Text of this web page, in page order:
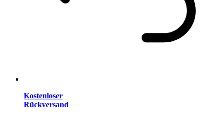
Kostenloser
Rückversand